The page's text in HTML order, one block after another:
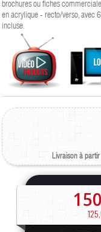
brochures ou fiches
en acrylique - recto/verso, avec
incluse.
Livraison à